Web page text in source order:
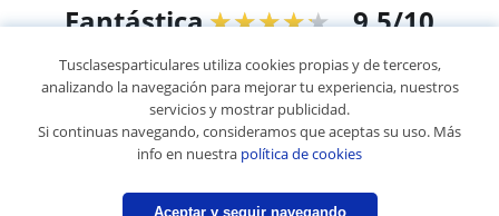
Fantástica★★★★★ 9,5/10
305994opiniones de alumnos
© 2007 - 2026 Tus clases particulares
Mapa web:Profesores particulares
Tusclasesparticulares utiliza cookies propias y de terceros,
analizando la navegación para mejorar tu experiencia, nuestros
servicios y mostrar publicidad.
Si continuas navegando, consideramos que aceptas su uso. Más
info en nuestra política de cookies
Aceptar y seguir navegando